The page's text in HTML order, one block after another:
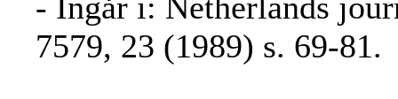
- Ingår i: Netherlands
7579, 23 (1989) s. 69-81.